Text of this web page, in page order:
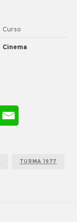
Curso
Cinema
TURMA 1977